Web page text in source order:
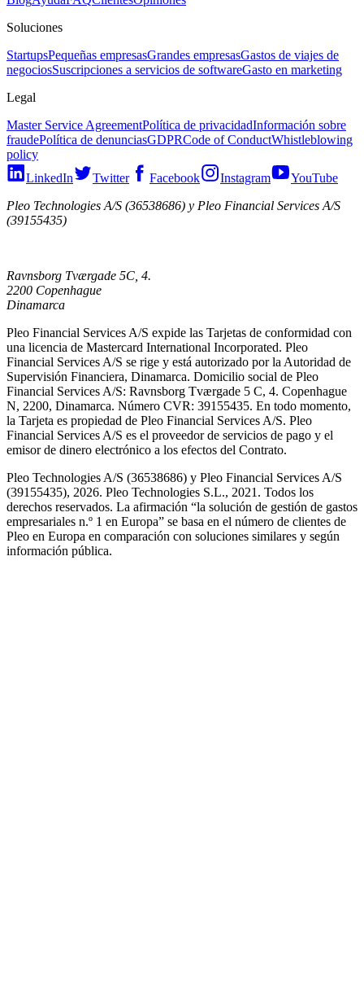
Soluciones
StartupsPequeñas empresasGrandes empresasGastos de viajes de
negociosSuscripciones a servicios de softwareGasto en marketing
Legal
Master Service AgreementPolítica de privacidadInformación sobre
fraudePolítica de denunciasGDPRCode of ConductWhistleblowing
policy
LinkedIn
Twitter Facebook Instagram
YouTube
Pleo Technologies A/S (36538686) y Pleo Financial Services A/S
(39155435)
Ravnsborg Tværgade 5C, 4.
2200 Copenhague
Dinamarca
Pleo Financial Services A/S expide las Tarjetas de conformidad con
una licencia de Mastercard International Incorporated. Pleo
Financial Services A/S se rige y está autorizado por la Autoridad de
Supervisión Financiera, Dinamarca. Domicilio social de Pleo
Financial Services A/S: Ravnsborg Tværgade 5 C, 4. Copenhague
N, 2200, Dinamarca. Número CVR: 39155435. En todo momento,
la Tarjeta es propiedad de Pleo Financial Services A/S. Pleo
Financial Services A/S es el proveedor de servicios de pago y el
emisor de dinero electrónico a los efectos del Contrato.
Pleo Technologies A/S (36538686) y Pleo Financial Services A/S
(39155435), 2026. Pleo Technologies S.L., 2021. Todos los
derechos reservados. La afirmación “la solución de gestión de gastos
empresariales n.º 1 en Europa” se basa en el número de clientes de
Pleo en Europa en comparación con soluciones similares y según
información pública.